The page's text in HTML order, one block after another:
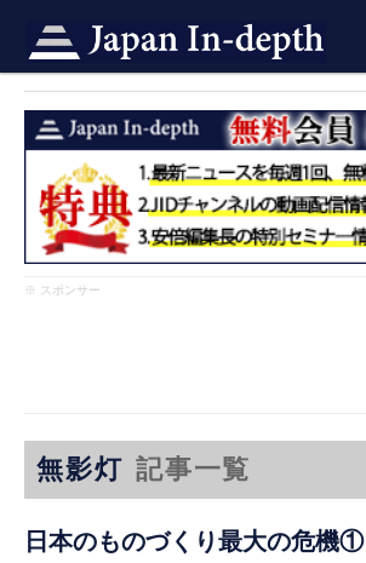
※ スポンサー
無影灯 記事一覧
日本のものづくり最大の危機①